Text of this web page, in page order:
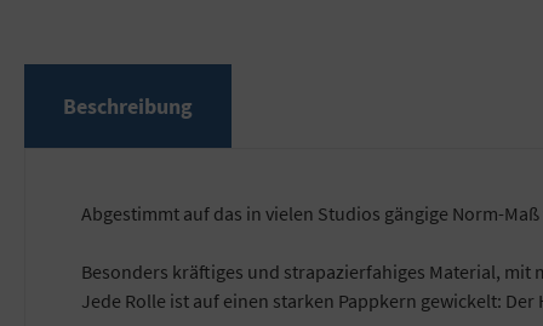
Beschreibung
Abgestimmt auf das in vielen Studios gängige Norm-Maß
Besonders kräftiges und strapazierfahiges Material,
Jede Rolle ist auf einen starken Pappkern gewickelt: